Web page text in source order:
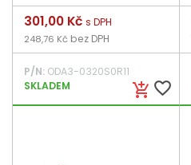
add_shopping_cart favorite_border
Cena
301,00 Kč s DPH
248,76 Kč bez DPH
P/N: ODA3-0320S0R11
SKLADEM